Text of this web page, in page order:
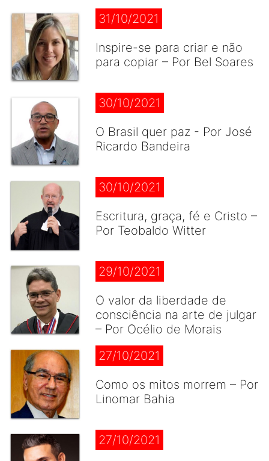
31/10/2021
Inspire-se para criar e não
para copiar – Por Bel Soares
30/10/2021
O Brasil quer paz - Por José
Ricardo Bandeira
30/10/2021
Escritura, graça, fé e Cristo –
Por Teobaldo Witter
29/10/2021
O valor da liberdade de
consciência na arte de julgar
– Por Océlio de Morais
27/10/2021
Como os mitos morrem – Por
Linomar Bahia
27/10/2021